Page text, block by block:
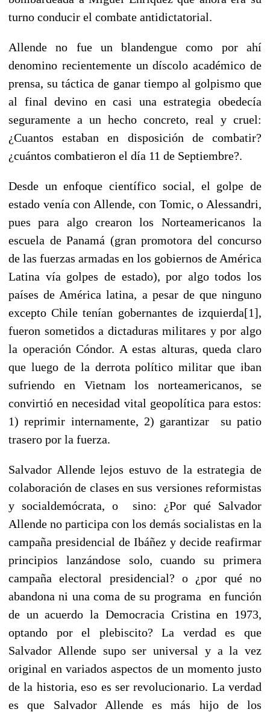
turno conducir el combate antidictatorial.
Allende no fue un blandengue como por ahí
denomino recientemente un díscolo académico de
prensa, su táctica de ganar tiempo al golpismo que
al final devino en casi una estrategia obedecía
seguramente a un hecho concreto, real y cruel:
¿Cuantos estaban en disposición de combatir?
¿cuántos combatieron el día 11 de Septiembre?.
Desde un enfoque científico social, el golpe de
estado venía con Allende, con Tomic, o Alessandri,
pues para algo crearon los Norteamericanos la
escuela de Panamá (gran promotora del concurso
de las fuerzas armadas en los gobiernos de América
Latina vía golpes de estado), por algo todos los
países de América latina, a pesar de que ninguno
excepto Chile tenían gobernantes de izquierda[1],
fueron sometidos a dictaduras militares y por algo
la operación Cóndor. A estas alturas, queda claro
que luego de la derrota político militar que iban
sufriendo en Vietnam los norteamericanos, se
convirtió en necesidad vital geopolítica para estos:
1) reprimir internamente, 2) garantizar su patio
trasero por la fuerza.
Salvador Allende lejos estuvo de la estrategia de
colaboración de clases en sus versiones reformistas
y socialdemócrata, o sino: ¿Por qué Salvador
Allende no participa con los demás socialistas en la
campaña presidencial de Ibáñez y decide reafirmar
principios lanzándose solo, cuando su primera
campaña electoral presidencial? o ¿por qué no
abandona ni una coma de su programa en función
de un acuerdo la Democracia Cristina en 1973,
optando por el plebiscito? La verdad es que
Salvador Allende supo ser universal y a la vez
original en variados aspectos de un momento justo
de la historia, eso es ser revolucionario. La verdad
es que Salvador Allende es más hijo de los